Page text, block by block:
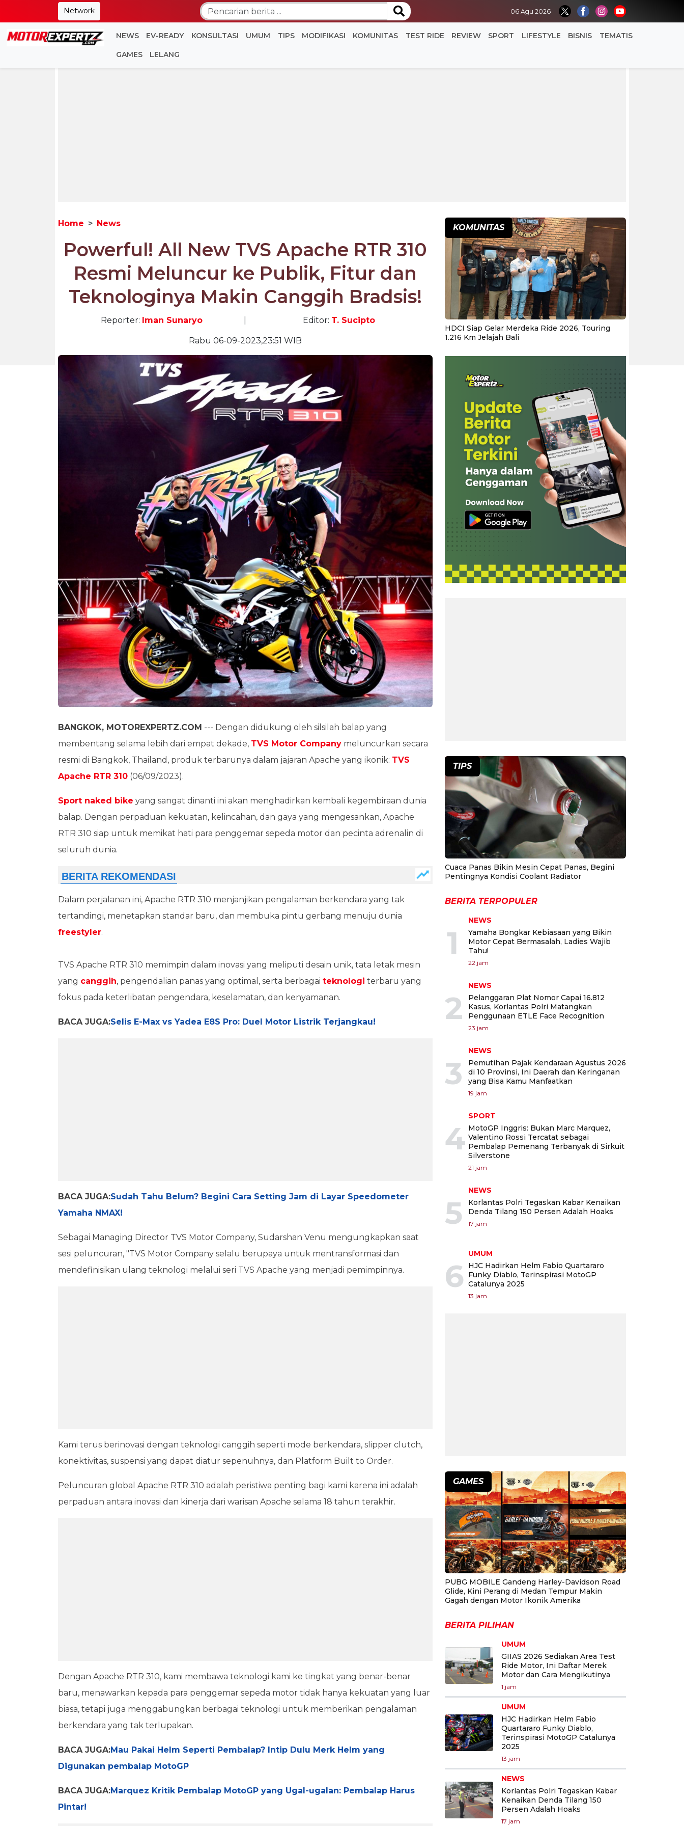
Network 06 Agu 2026
NEWS EV-READY KONSULTASI UMUM TIPS MODIFIKASI KOMUNITAS TEST RIDE REVIEW SPORT LIFESTYLE BISNIS TEMATIS
GAMES LELANG
Home News
Powerful! All New TVS Apache RTR 310
Resmi Meluncur ke Publik, Fitur dan
Teknologinya Makin Canggih Bradsis!
Reporter: Iman Sunaryo Editor: T. Sucipto
Rabu 06-09-2023,23:51 WIB
BANGKOK, MOTOREXPERTZ.COM --- Dengan didukung oleh silsilah balap yang
membentang selama lebih dari empat dekade, TVS Motor Company meluncurkan secara
resmi di Bangkok, Thailand, produk terbarunya dalam jajaran Apache yang ikonik: TVS
Apache RTR 310 (06/09/2023).
Sport naked bike yang sangat dinanti ini akan menghadirkan kembali kegembiraan dunia
balap. Dengan perpaduan kekuatan, kelincahan, dan gaya yang mengesankan, Apache
RTR 310 siap untuk memikat hati para penggemar sepeda motor dan pecinta adrenalin di
seluruh dunia.
Dalam perjalanan ini, Apache RTR 310 menjanjikan pengalaman berkendara yang tak
tertandingi, menetapkan standar baru, dan membuka pintu gerbang menuju dunia
freestyler.
TVS Apache RTR 310 memimpin dalam inovasi yang meliputi desain unik, tata letak mesin
yang canggih, pengendalian panas yang optimal, serta berbagai teknologi terbaru yang
fokus pada keterlibatan pengendara, keselamatan, dan kenyamanan.
BACA JUGA:Selis E-Max vs Yadea E8S Pro: Duel Motor Listrik Terjangkau!
BACA JUGA:Sudah Tahu Belum? Begini Cara Setting Jam di Layar Speedometer
Yamaha NMAX!
Sebagai Managing Director TVS Motor Company, Sudarshan Venu mengungkapkan saat
sesi peluncuran, "TVS Motor Company selalu berupaya untuk mentransformasi dan
mendefinisikan ulang teknologi melalui seri TVS Apache yang menjadi pemimpinnya.
Kami terus berinovasi dengan teknologi canggih seperti mode berkendara, slipper clutch,
konektivitas, suspensi yang dapat diatur sepenuhnya, dan Platform Built to Order.
Peluncuran global Apache RTR 310 adalah peristiwa penting bagi kami karena ini adalah
perpaduan antara inovasi dan kinerja dari warisan Apache selama 18 tahun terakhir.
Dengan Apache RTR 310, kami membawa teknologi kami ke tingkat yang benar-benar
baru, menawarkan kepada para penggemar sepeda motor tidak hanya kekuatan yang luar
biasa, tetapi juga menggabungkan berbagai teknologi untuk memberikan pengalaman
berkendara yang tak terlupakan.
BACA JUGA:Mau Pakai Helm Seperti Pembalap? Intip Dulu Merk Helm yang
Digunakan pembalap MotoGP
BACA JUGA:Marquez Kritik Pembalap MotoGP yang Ugal-ugalan: Pembalap Harus
Pintar!
KOMUNITAS
HDCI Siap Gelar Merdeka Ride 2026, Touring
1.216 Km Jelajah Bali
TIPS
Cuaca Panas Bikin Mesin Cepat Panas, Begini
Pentingnya Kondisi Coolant Radiator
BERITA TERPOPULER
1
NEWS
Yamaha Bongkar Kebiasaan yang Bikin
Motor Cepat Bermasalah, Ladies Wajib
Tahu!
22 jam
2
NEWS
Pelanggaran Plat Nomor Capai 16.812
Kasus, Korlantas Polri Matangkan
Penggunaan ETLE Face Recognition
23 jam
3
NEWS
Pemutihan Pajak Kendaraan Agustus 2026
di 10 Provinsi, Ini Daerah dan Keringanan
yang Bisa Kamu Manfaatkan
19 jam
4
SPORT
MotoGP Inggris: Bukan Marc Marquez,
Valentino Rossi Tercatat sebagai
Pembalap Pemenang Terbanyak di Sirkuit
Silverstone
21 jam
5
NEWS
Korlantas Polri Tegaskan Kabar Kenaikan
Denda Tilang 150 Persen Adalah Hoaks
17 jam
6
UMUM
HJC Hadirkan Helm Fabio Quartararo
Funky Diablo, Terinspirasi MotoGP
Catalunya 2025
13 jam
GAMES
PUBG MOBILE Gandeng Harley-Davidson Road
Glide, Kini Perang di Medan Tempur Makin
Gagah dengan Motor Ikonik Amerika
BERITA PILIHAN
UMUM
GIIAS 2026 Sediakan Area Test
Ride Motor, Ini Daftar Merek
Motor dan Cara Mengikutinya
1 jam
UMUM
HJC Hadirkan Helm Fabio
Quartararo Funky Diablo,
Terinspirasi MotoGP Catalunya
2025
13 jam
NEWS
Korlantas Polri Tegaskan Kabar
Kenaikan Denda Tilang 150
Persen Adalah Hoaks
17 jam